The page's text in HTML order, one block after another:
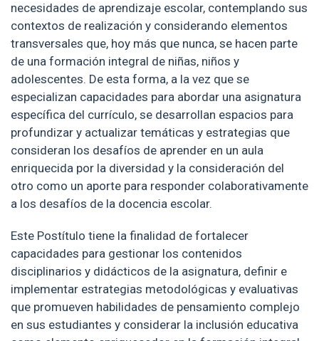
necesidades de aprendizaje escolar, contemplando sus
contextos de realización y considerando elementos
transversales que, hoy más que nunca, se hacen parte
de una formación integral de niñas, niños y
adolescentes. De esta forma, a la vez que se
especializan capacidades para abordar una asignatura
específica del currículo, se desarrollan espacios para
profundizar y actualizar temáticas y estrategias que
consideran los desafíos de aprender en un aula
enriquecida por la diversidad y la consideración del
otro como un aporte para responder colaborativamente
a los desafíos de la docencia escolar.
Este Postítulo tiene la finalidad de fortalecer
capacidades para gestionar los contenidos
disciplinarios y didácticos de la asignatura, definir e
implementar estrategias metodológicas y evaluativas
que promueven habilidades de pensamiento complejo
en sus estudiantes y considerar la inclusión educativa